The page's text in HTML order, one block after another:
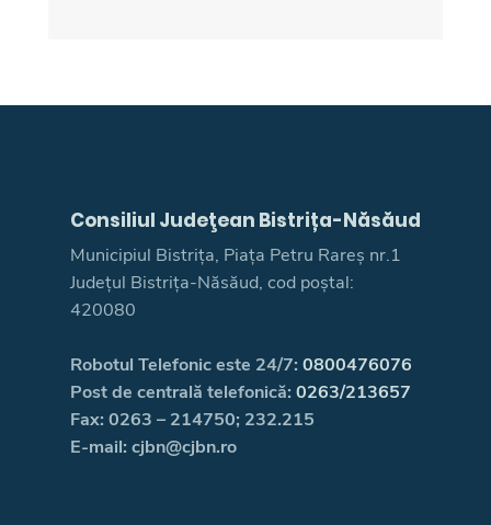
Consiliul Judeţean Bistrița-Năsăud
Municipiul Bistrița, Piața Petru Rareș nr.1
Județul Bistrița-Năsăud, cod poștal:
420080
Robotul Telefonic este 24/7: 0800476076
Post de centrală telefonică: 0263/213657
Fax: 0263 – 214750; 232.215
E-mail: cjbn@cjbn.ro